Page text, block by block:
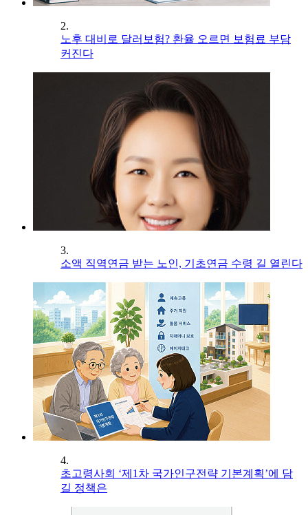
2.
노후 대비로 달러보험? 환율 오르면 보험료 부담
커진다
3.
소액 직역연금 받는 노인, 기초연금 수령 길 열린다
4.
초고령사회 ‘제1차 국가인구전략 기본계획’에 담
길 정책은